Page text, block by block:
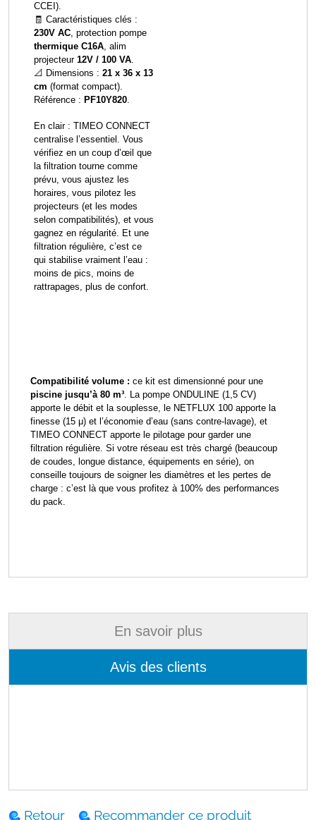
CCEI).
🧾 Caractéristiques clés :
230V AC, protection pompe
thermique C16A, alim
projecteur 12V / 100 VA.
📐 Dimensions : 21 x 36 x 13
cm (format compact).
Référence : PF10Y820.
En clair : TIMEO CONNECT
centralise l’essentiel. Vous
vérifiez en un coup d’œil que
la filtration tourne comme
prévu, vous ajustez les
horaires, vous pilotez les
projecteurs (et les modes
selon compatibilités), et vous
gagnez en régularité. Et une
filtration régulière, c’est ce
qui stabilise vraiment l’eau :
moins de pics, moins de
rattrapages, plus de confort.
Compatibilité volume : ce kit est dimensionné pour une
piscine jusqu’à 80 m³. La pompe ONDULINE (1,5 CV)
apporte le débit et la souplesse, le NETFLUX 100 apporte la
finesse (15 μ) et l’économie d’eau (sans contre-lavage), et
TIMEO CONNECT apporte le pilotage pour garder une
filtration régulière. Si votre réseau est très chargé (beaucoup
de coudes, longue distance, équipements en série), on
conseille toujours de soigner les diamètres et les pertes de
charge : c’est là que vous profitez à 100% des performances
du pack.
En savoir plus
Avis des clients
Retour
Recommander ce produit